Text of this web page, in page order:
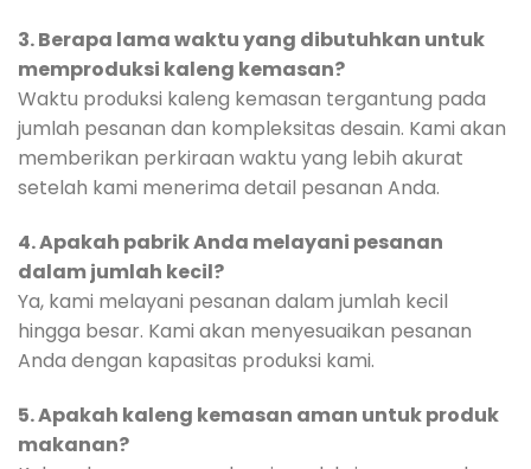
3. Berapa lama waktu yang dibutuhkan untuk
memproduksi kaleng kemasan?
Waktu produksi kaleng kemasan tergantung pada
jumlah pesanan dan kompleksitas desain. Kami akan
memberikan perkiraan waktu yang lebih akurat
setelah kami menerima detail pesanan Anda.
4. Apakah pabrik Anda melayani pesanan
dalam jumlah kecil?
Ya, kami melayani pesanan dalam jumlah kecil
hingga besar. Kami akan menyesuaikan pesanan
Anda dengan kapasitas produksi kami.
5. Apakah kaleng kemasan aman untuk produk
makanan?